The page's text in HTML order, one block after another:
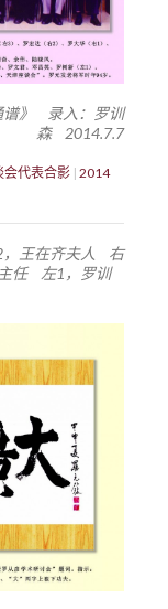
谱》 录入：罗训
森 2014.7.7
代表合影 2014
王在齐夫人 右
任 左1，罗训